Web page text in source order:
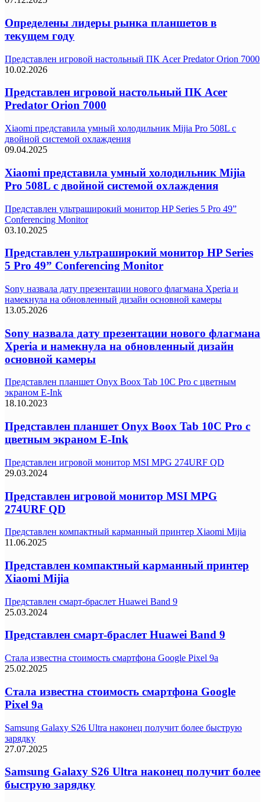
Определены лидеры рынка планшетов в
текущем году
Представлен игровой настольный ПК Acer Predator Orion 7000
10.02.2026
Представлен игровой настольный ПК Acer
Predator Orion 7000
Xiaomi представила умный холодильник Mijia Pro 508L с
двойной системой охлаждения
09.04.2025
Xiaomi представила умный холодильник Mijia
Pro 508L с двойной системой охлаждения
Представлен ультраширокий монитор HP Series 5 Pro 49”
Conferencing Monitor
03.10.2025
Представлен ультраширокий монитор HP Series
5 Pro 49” Conferencing Monitor
Sony назвала дату презентации нового флагмана Xperia и
намекнула на обновленный дизайн основной камеры
13.05.2026
Sony назвала дату презентации нового флагмана
Xperia и намекнула на обновленный дизайн
основной камеры
Представлен планшет Onyx Boox Tab 10C Pro с цветным
экраном E-Ink
18.10.2023
Представлен планшет Onyx Boox Tab 10C Pro с
цветным экраном E-Ink
Представлен игровой монитор MSI MPG 274URF QD
29.03.2024
Представлен игровой монитор MSI MPG
274URF QD
Представлен компактный карманный принтер Xiaomi Mijia
11.06.2025
Представлен компактный карманный принтер
Xiaomi Mijia
Представлен смарт-браслет Huawei Band 9
25.03.2024
Представлен смарт-браслет Huawei Band 9
Стала известна стоимость смартфона Google Pixel 9a
25.02.2025
Стала известна стоимость смартфона Google
Pixel 9a
Samsung Galaxy S26 Ultra наконец получит более быструю
зарядку
27.07.2025
Samsung Galaxy S26 Ultra наконец получит более
быструю зарядку